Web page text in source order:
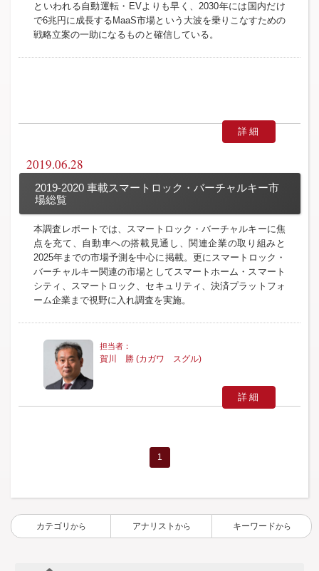
といわれる自動運転・EVよりも早く、2030年には国内だけ
で6兆円に成長するMaaS市場という大波を乗りこなすための
戦略立案の一助になるものと確信している。
詳細
2019.06.28
2019-2020 車載スマートロック・バーチャルキー市
場総覧
本調査レポートでは、スマートロック・バーチャルキーに焦
点を充て、自動車への搭載見通し、関連企業の取り組みと
2025年までの市場予測を中心に掲載。更にスマートロック・
バーチャルキー関連の市場としてスマートホーム・スマート
シティ、スマートロック、セキュリティ、決済プラットフォ
ーム企業まで視野に入れ調査を実施。
賀川 勝 (カガワ スグル)
詳細
1
カテゴリ から アナリスト から キーワードから